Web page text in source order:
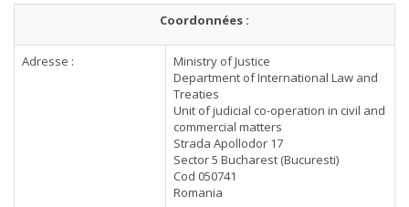
Coordonnées :
Adresse :
Ministry of Justice
Department of International Law and
Treaties
Unit of judicial co-operation in civil and
commercial matters
Strada Apollodor 17
Sector 5 Bucharest (Bucuresti)
Cod 050741
Romania